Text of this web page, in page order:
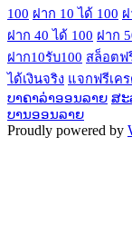
100 ฝาก 10 ได้ 100
ฝาก 40 ได้ 100 ฝาก
ฝาก10รับ100 สล็อตฟ
ได้เงินจริง แจกฟรีเค
ບາຄາລ່າອອນລາຍ ສະ
ບານອອນລາຍ
Proudly powered by